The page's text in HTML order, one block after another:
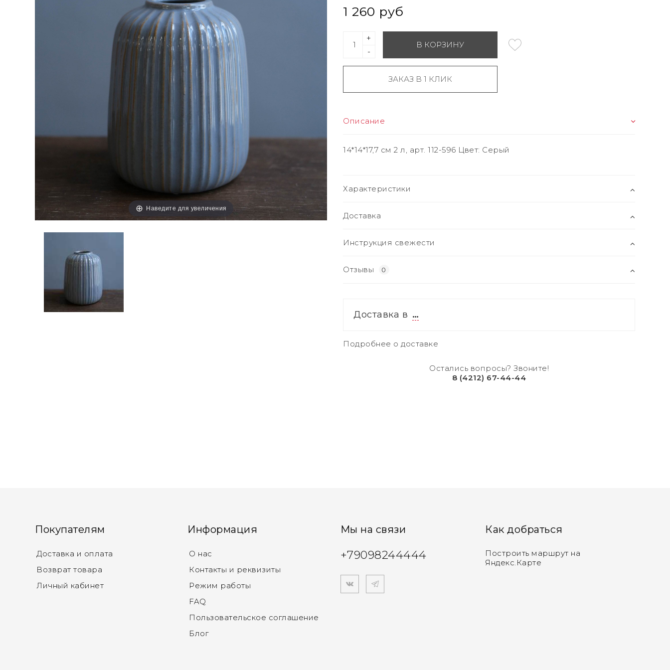
Наведите для увеличения
1 260 руб
-
+
В КОРЗИНУ
ЗАКАЗ В 1 КЛИК
Описание
14*14*17,7 см 2 л, арт. 112-596 Цвет: Серый
Характеристики
Доставка
Инструкция свежести
Отзывы 0
Доставка в …
Подробнее о доставке
Остались вопросы? Звоните!
8 (4212) 67-44-44
Покупателям
Доставка и оплата
Возврат товара
Личный кабинет
Информация
О нас
Контакты и реквизиты
Режим работы
FAQ
Пользовательское соглашение
Блог
Мы на связи
+79098244444
Как добраться
Построить маршрут на
Яндекс.Карте